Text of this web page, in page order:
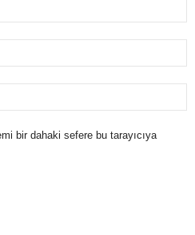
bir dahaki sefere bu tarayıcıya